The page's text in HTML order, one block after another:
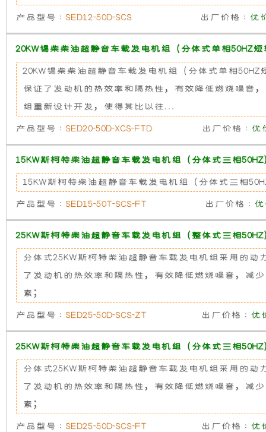
噪
音
更
低，
性
能
护
保
组
而
言，
在
其
基
了
一
产品型号 : SED12-50D-SCS 出厂价格 : 优
20KW锡柴柴油超静音车载发电机组（分体式单相50HZ短
20KW锡柴柴油超静音车载发电机组（分体式单相
保证了发动机的热效率和隔热性，有效降低燃烧噪音
组重新设计开发，使得其比以往...
产品型号 : SED20-50D-XCS-FTD 出厂价格 : 优
15KW斯柯特柴油超静音车载发电机组（分体式三相50HZ
15KW斯柯特柴油超静音车载发电机组（分体式三相
产品型号 : SED15-50T-SCS-FT 出厂价格 :
25KW斯柯特柴油超静音车载发电机组（整体式三相50HZ
分体式25KW斯柯特柴油超静音车载发电机组采用的
了发动机的热效率和隔热性，有效降低燃烧噪音，减
素；
产品型号 : SED25-50D-SCS-ZT 出厂价格 : 优
25KW斯柯特柴油超静音车载发电机组（分体式三相50HZ
分体式25KW斯柯特柴油超静音车载发电机组采用的
了发动机的热效率和隔热性，有效降低燃烧噪音，减
素；
产品型号 : SED25-50D-SCS-FT 出厂价格 : 优